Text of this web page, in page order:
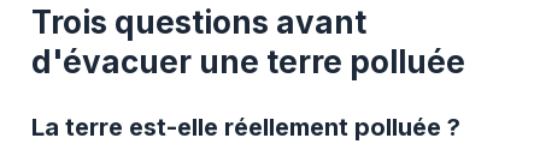
Trois questions avant
d'évacuer une terre polluée
La terre est-elle réellement polluée ?